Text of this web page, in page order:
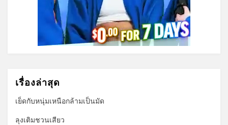
เรื่องล่าสุด
เย็ดกับหนุ่มเหนือกล้ามเป็นมัด
ลุงเติมชวนเสียว